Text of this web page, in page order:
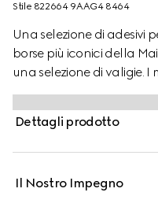
Stile ‎822664 9AAG4 8464
Una selezione di adesivi
borse più iconici della
una selezione di valigie.
rimandano alla storia in
marchio Gucci.
Dettagli prodotto
Il Nostro Impegno